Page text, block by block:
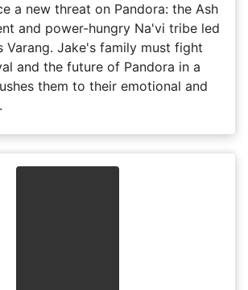
a new threat on Pandora: the Ash
and power-hungry Na'vi tribe led
Varang. Jake's family must fight
and the future of Pandora in a
them to their emotional and